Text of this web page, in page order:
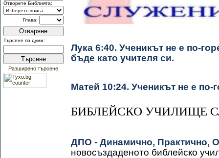
Отворете Библията:
Глава:
Отваряне
Търсене по думи:
Търсене
Разширено търсене
Лука 6:40. Ученикът не е по-
бъде като учителя си.
Матей 10:24. Ученикът не е по-
БИБЛЕЙСКО УЧИЛИЩЕ
ДПО - Динамично, Практично,
новосъздаденото библейско